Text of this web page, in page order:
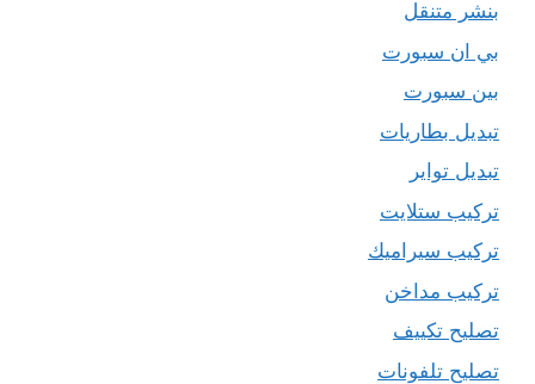
بنشر متنقل
بي ان سبورت
بين سبورت
تبديل بطاريات
تبديل تواير
تركيب ستلايت
تركيب سيراميك
تركيب مداخن
تصليح تكييف
تصليح تلفونات